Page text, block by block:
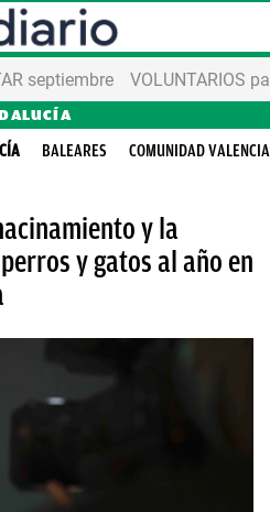
septiembre VOLUNTARIOS
BALEARES COMUNIDAD
y la
y gatos al año en